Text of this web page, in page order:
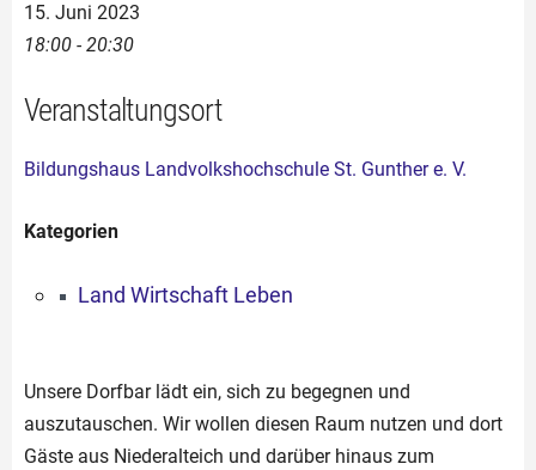
15. Juni 2023
18:00 - 20:30
Veranstaltungsort
Bildungshaus Landvolkshochschule St. Gunther e. V.
Kategorien
Land Wirtschaft Leben
Unsere Dorfbar lädt ein, sich zu begegnen und
auszutauschen. Wir wollen diesen Raum nutzen und dort
Gäste aus Niederalteich und darüber hinaus zum